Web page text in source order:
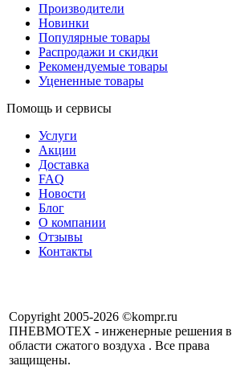
Производители
Новинки
Популярные товары
Распродажи и скидки
Рекомендуемые товары
Уцененные товары
Помощь и сервисы
Услуги
Акции
Доставка
FAQ
Новости
Блог
О компании
Отзывы
Контакты
Copyright 2005-2026 ©kompr.ru
ПНЕВМОТЕХ - инженерные решения в
области сжатого воздуха . Все права
защищены.